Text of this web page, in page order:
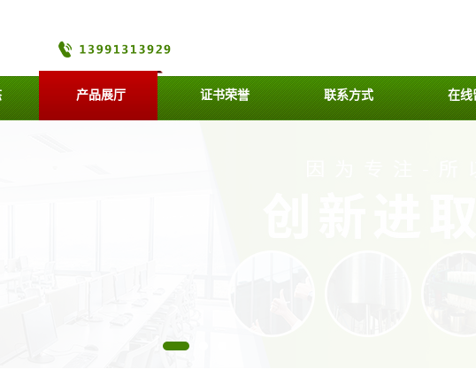
产品展厅 证书荣誉 联系方式 在线